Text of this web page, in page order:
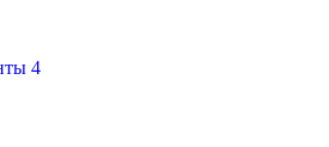
4